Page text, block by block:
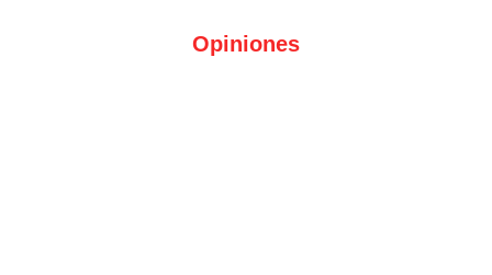
Opiniones